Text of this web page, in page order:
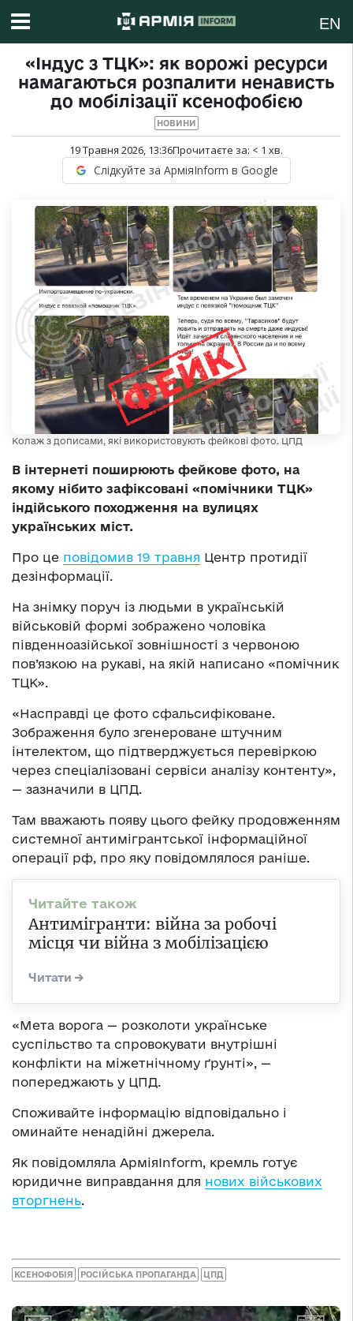
EN
«Індус з ТЦК»: як ворожі ресурси
намагаються розпалити ненависть
до мобілізації ксенофобією
НОВИНИ
19 Травня 2026, 13:36Прочитаєте за: < 1 хв.
Слідкуйте за АрміяInform в Google
Колаж з дописами, які використовують фейкові фото. ЦПД
В інтернеті поширюють фейкове фото, на
якому нібито зафіксовані «помічники ТЦК»
індійського походження на вулицях
українських міст.
Про це повідомив 19 травня Центр протидії
дезінформації.
На знімку поруч із людьми в українській
військовій формі зображено чоловіка
південноазійської зовнішності з червоною
пов’язкою на рукаві, на якій написано «помічник
ТЦК».
«Насправді це фото сфальсифіковане.
Зображення було згенероване штучним
інтелектом, що підтверджується перевіркою
через спеціалізовані сервіси аналізу контенту»,
— зазначили в ЦПД.
Там вважають появу цього фейку продовженням
системної антимігрантської інформаційної
операції рф, про яку повідомлялося раніше.
Антимігранти: війна за робочі
місця чи війна з мобілізацією
«Мета ворога — розколоти українське
суспільство та спровокувати внутрішні
конфлікти на міжетнічному ґрунті», —
попереджають у ЦПД.
Споживайте інформацію відповідально і
оминайте ненадійні джерела.
Як повідомляла АрміяInform, кремль готує
юридичне виправдання для нових військових
вторгнень.
КСЕНОФОБІЯ РОСІЙСЬКА ПРОПАГАНДА ЦПД